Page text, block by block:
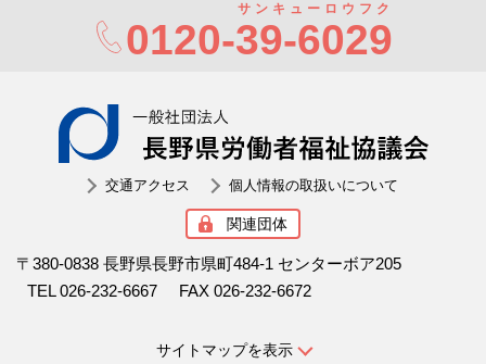
0120-39-6029
サンキューロウフク
交通アクセス 個人情報の取扱いについて
関連団体
〒380-0838 長野県長野市県町484-1 センターボア205
TEL 026-232-6667
FAX 026-232-6672
サイトマップを表示